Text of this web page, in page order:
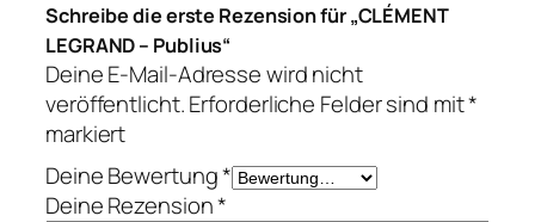
s
M
e
n
g
e
Schreibe die erste Rezension für „CLÉMENT
LEGRAND – Publius“
Deine E-Mail-Adresse wird nicht
veröffentlicht.Erforderliche Felder sind mit*
markiert
Deine Bewertung*
Deine Rezension*